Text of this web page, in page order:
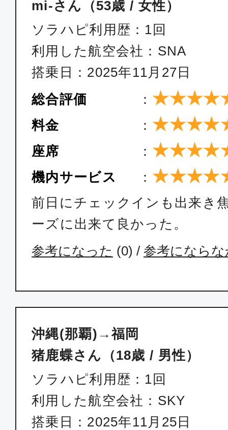
ANA1210 15:50
普通席
07:10
JTA052
普通席
沖縄(那覇)
10:25
福岡
JTA054
沖縄(那覇)
福岡
JTA058
普通席
沖縄(那覇)
15:00
普通席
mi-さん（53歳 / 女性）
ソラハピ利用歴：1回
利用した航空会社：SNA
搭乗日：2025年11月27日
総合評価
：
料金 ：
座席 ：
機内サービス ：
前日にチェックインも出来き
ーズに出来て良かった。
参考になった (0) / 参考になら
沖縄(那覇)→福岡
猪鹿蝶さん（18歳 / 男性）
ソラハピ利用歴：1回
利用した航空会社：SKY
搭乗日：2025年11月25日